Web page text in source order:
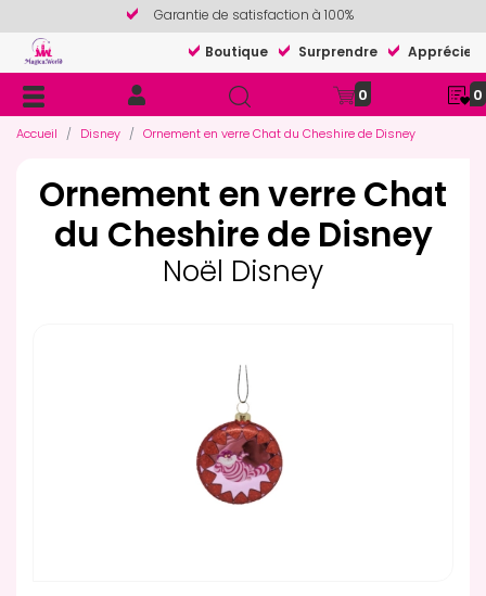
Garantie de satisfaction à 100%
Boutique
Surprendre Apprécier
0 0
Accueil Disney Ornement en verre Chat du Cheshire de Disney
Ornement en verre Chat
du Cheshire de Disney
Noël Disney